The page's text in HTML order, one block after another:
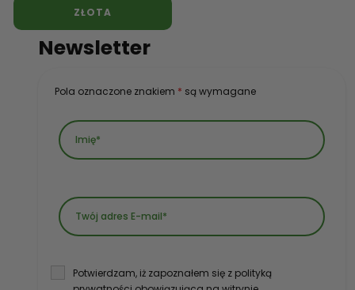
ZŁOTA
Newsletter
Pola oznaczone znakiem * są wymagane
Potwierdzam, iż zapoznałem się z polityką